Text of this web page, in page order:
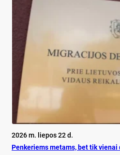
2026 m. liepos 22 d.
Pen­ke­riems me­tams, bet tik vie­nai